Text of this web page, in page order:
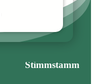
Stimmstamm